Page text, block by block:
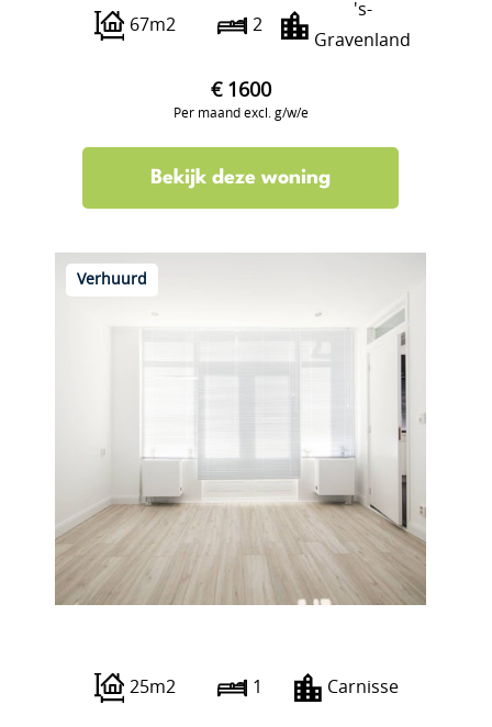
67m2 2
's-
Gravenland
€ 1600
Per maand excl. g/w/e
Bekijk deze woning
Verhuurd
25m2 1 Carnisse